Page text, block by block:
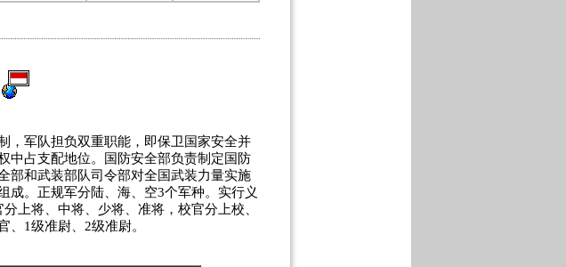
军队担负双重职能，即保卫国家安全并
中占支配地位。国防安全部负责制定国防
部和武装部队司令部对全国武装力量实施
成。正规军分陆、海、空3个军种。实行义
上将、中将、少将、准将，校官分上校、
1级准尉、2级准尉。